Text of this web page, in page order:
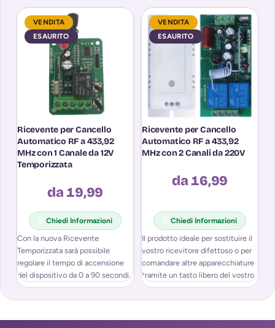
VENDITA
ESAURITO
Ricevente per Cancello
Automatico RF a 433,92
MHz con 1 Canale da 12V
Temporizzata
da 19,99
Chiedi Informazioni
Con la nuova Ricevente
Temporizzata sarà possibile
regolare il tempo di accensione
del dispositivo da 0 a 90 secondi.
Ricevente temporizzata 12v
VENDITA
ESAURITO
Ricevente per Cancello
Automatico RF a 433,92
MHz con 2 Canali da 220V
da 16,99
Chiedi Informazioni
Il prodotto ideale per sostituire il
vostro ricevitore difettoso o per
comandare altre apparecchiature
tramite un tasto libero del vostro